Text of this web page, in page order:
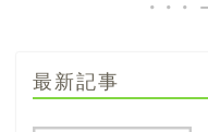
最新記事